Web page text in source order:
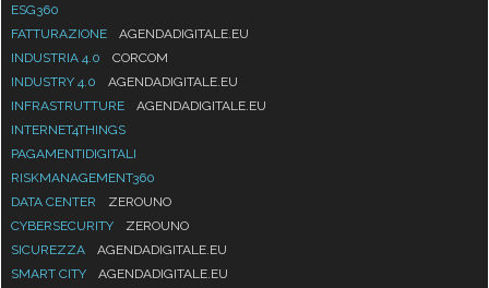
ESG360
FATTURAZIONE
AGENDADIGITALE.EU
INDUSTRIA 4.0
CORCOM
INDUSTRY 4.0
AGENDADIGITALE.EU
INFRASTRUTTURE
AGENDADIGITALE.EU
INTERNET4THINGS
PAGAMENTIDIGITALI
RISKMANAGEMENT360
DATA CENTER
ZEROUNO
CYBERSECURITY
ZEROUNO
SICUREZZA
AGENDADIGITALE.EU
SMART CITY
AGENDADIGITALE.EU